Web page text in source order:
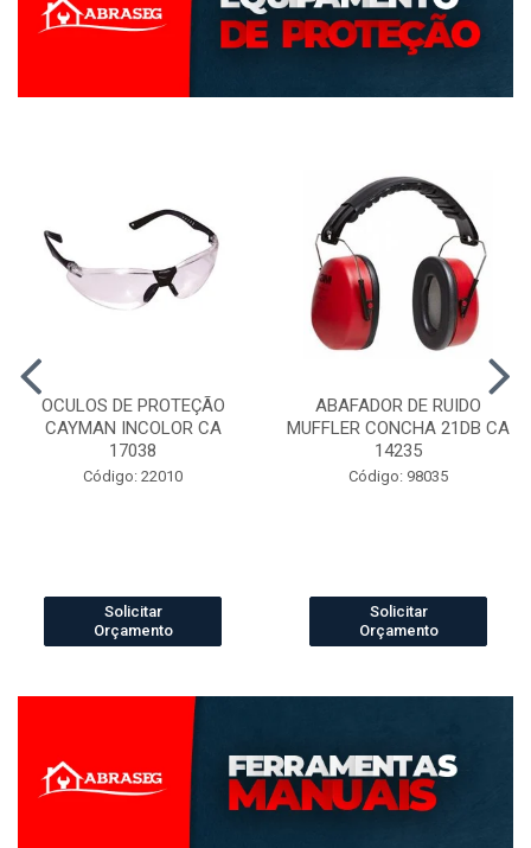
OCULOS DE PROTEÇÃO
CAYMAN INCOLOR CA
17038
Código: 22010
Solicitar
Orçamento
ABAFADOR DE RUIDO
MUFFLER CONCHA 21DB CA
14235
Código: 98035
Solicitar
Orçamento